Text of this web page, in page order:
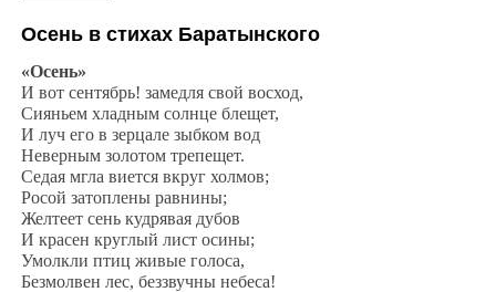
Осень в стихах Баратынского
«Осень»
И вот сентябрь! замедля свой восход,
‎Сияньем хладным солнце блещет,
И луч его в зерцале зыбком вод
‎Неверным золотом трепещет.
Седая мгла виется вкруг холмов;
‎Росой затоплены равнины;
Желтеет сень кудрявая дубов
‎И красен круглый лист осины;
Умолкли птиц живые голоса,
Безмолвен лес, беззвучны небеса!